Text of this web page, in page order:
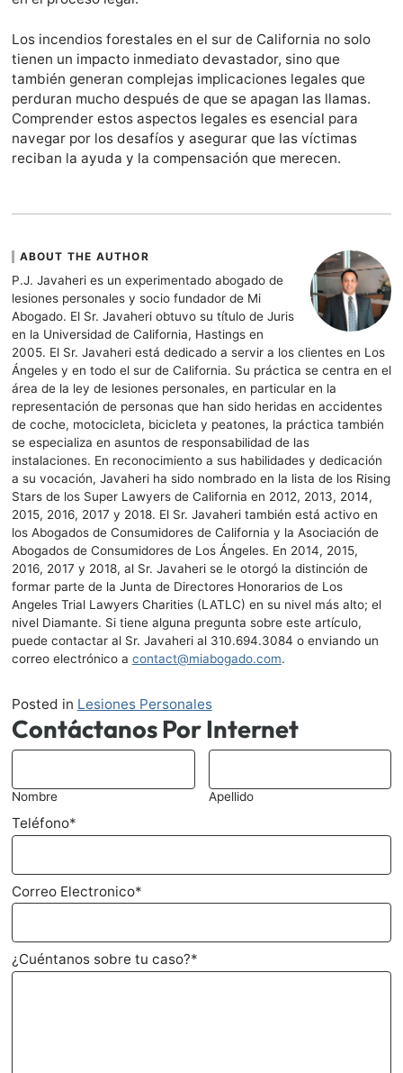
Los incendios forestales en el sur de California no solo
tienen un impacto inmediato devastador, sino que
también generan complejas implicaciones legales que
perduran mucho después de que se apagan las llamas.
Comprender estos aspectos legales es esencial para
navegar por los desafíos y asegurar que las víctimas
reciban la ayuda y la compensación que merecen.
ABOUT THE AUTHOR
P.J. Javaheri es un experimentado abogado de
lesiones personales y socio fundador de Mi
Abogado. El Sr. Javaheri obtuvo su título de Juris
en la Universidad de California, Hastings en
2005. El Sr. Javaheri está dedicado a servir a los clientes en Los
Ángeles y en todo el sur de California. Su práctica se centra en el
área de la ley de lesiones personales, en particular en la
representación de personas que han sido heridas en accidentes
de coche, motocicleta, bicicleta y peatones, la práctica también
se especializa en asuntos de responsabilidad de las
instalaciones. En reconocimiento a sus habilidades y dedicación
a su vocación, Javaheri ha sido nombrado en la lista de los Rising
Stars de los Super Lawyers de California en 2012, 2013, 2014,
2015, 2016, 2017 y 2018. El Sr. Javaheri también está activo en
los Abogados de Consumidores de California y la Asociación de
Abogados de Consumidores de Los Ángeles. En 2014, 2015,
2016, 2017 y 2018, al Sr. Javaheri se le otorgó la distinción de
formar parte de la Junta de Directores Honorarios de Los
Angeles Trial Lawyers Charities (LATLC) en su nivel más alto; el
nivel Diamante. Si tiene alguna pregunta sobre este artículo,
puede contactar al Sr. Javaheri al 310.694.3084 o enviando un
correo electrónico a contact@miabogado.com.
Posted in Lesiones Personales
Contáctanos Por Internet
*
Nombre Apellido
Teléfono*
Correo Electronico*
¿Cuéntanos sobre tu caso?*